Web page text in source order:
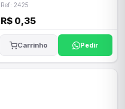
Ref: 2425
R$ 0,35
Carrinho Pedir